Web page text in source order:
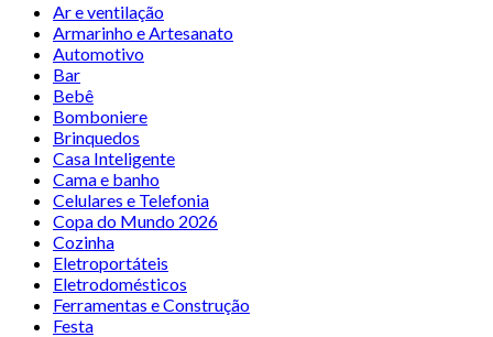
Ar e ventilação
Armarinho e Artesanato
Automotivo
Bar
Bebê
Bomboniere
Brinquedos
Casa Inteligente
Cama e banho
Celulares e Telefonia
Copa do Mundo 2026
Cozinha
Eletroportáteis
Eletrodomésticos
Ferramentas e Construção
Festa